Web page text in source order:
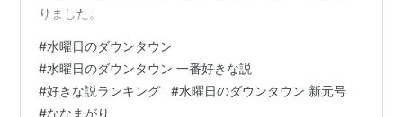
りました。
#水曜日のダウンタウン
#水曜日のダウンタウン 一番好きな説
#好きな説ランキング #水曜日のダウンタウン 新元号
#ななまがり